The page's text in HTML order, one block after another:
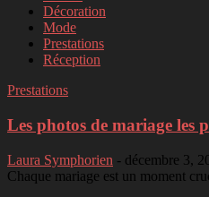
Décoration
Mode
Prestations
Réception
Prestations
Les photos de mariage les
Laura Symphorien - décembre 3,
Chaque mariage est un moment